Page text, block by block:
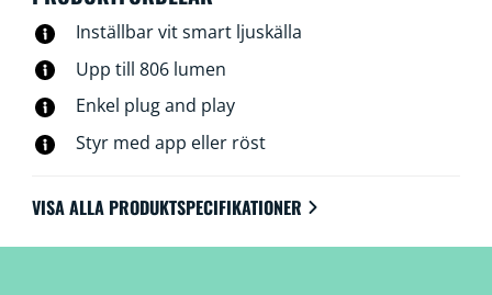
Inställbar vit smart ljuskälla
Upp till 806 lumen
Enkel plug and play
Styr med app eller röst
VISA ALLA PRODUKTSPECIFIKATIONER